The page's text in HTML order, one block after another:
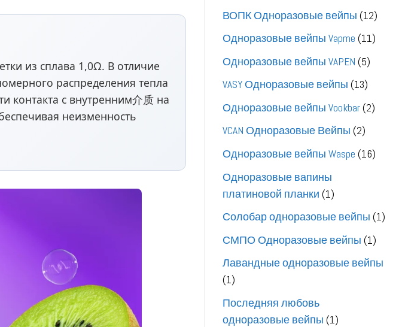
из сплава 1,0Ω. В отличие
распределения тепла
контакта с внутренним介质 на
неизменность
товаров
ВОПК Одноразовые вейпы 1212
Одноразовые вейпы Vapme 1111
Одноразовые вейпы VAPEN 55
VASY Одноразовые вейпы 1313
товаров
Одноразовые вейпы Vookbar 22
VCAN Одноразовые Вейпы 22
товара
Одноразовые вейпы Waspe 1616
Одноразовые вапины
платиновой планки 11
товар
Солобар одноразовые вейпы 11
СМПО Одноразовые вейпы 11
Лавандные одноразовые вейпы
11
Последняя любовь
одноразовые вейпы 11